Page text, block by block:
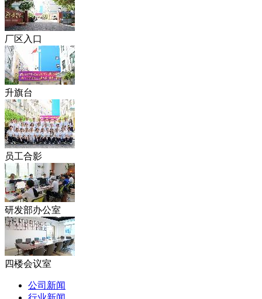
厂区入口
升旗台
员工合影
研发部办公室
四楼会议室
公司新闻